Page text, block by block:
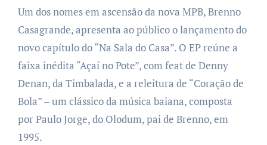
Um dos nomes em ascensão da nova MPB, Brenno
Casagrande, apresenta ao público o lançamento do
novo capítulo do “Na Sala do Casa”. O EP reúne a
faixa inédita “Açaí no Pote”, com feat de Denny
Denan, da Timbalada, e a releitura de “Coração de
Bola” – um clássico da música baiana, composta
por Paulo Jorge, do Olodum, pai de Brenno, em
1995.